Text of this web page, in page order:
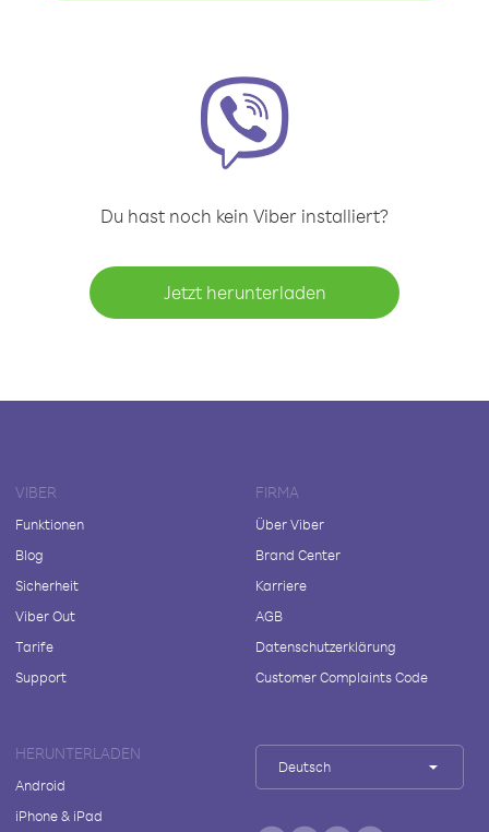
Du hast noch kein Viber installiert?
Jetzt herunterladen
VIBER
Funktionen
Blog
Sicherheit
Viber Out
Tarife
Support
FIRMA
Über Viber
Brand Center
Karriere
AGB
Datenschutzerklärung
Customer Complaints Code
HERUNTERLADEN
Android
iPhone & iPad
Deutsch